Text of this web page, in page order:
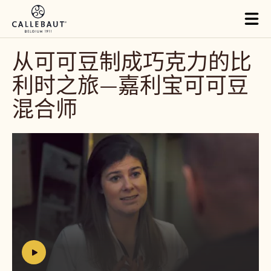
Skip to main content
从可可豆制成巧克力的比
利时之旅—嘉利宝可可豆
混合师
播
https://youtu.be/x2wSGryAuOw